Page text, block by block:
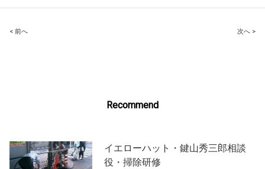
Post
< 前へ 次へ >
Recommend
イエローハット・鍵山秀三郎相談
役・掃除研修